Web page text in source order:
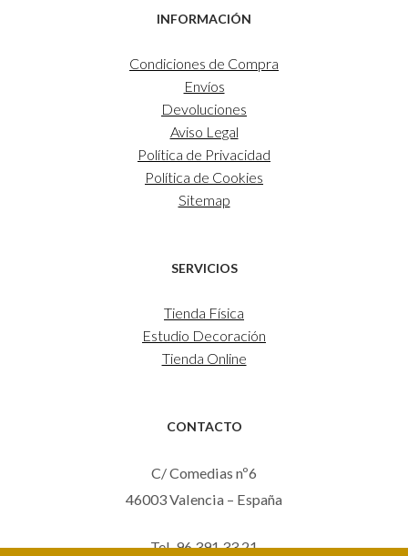
INFORMACIÓN
Condiciones de Compra
Envíos
Devoluciones
Aviso Legal
Política de Privacidad
Política de Cookies
Sitemap
SERVICIOS
Tienda Física
Estudio Decoración
Tienda Online
CONTACTO
C/ Comedias nº6
46003 Valencia – España
Tel. 96 391 33 21